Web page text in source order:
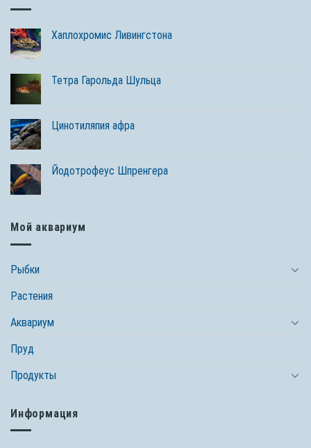
Хаплохромис Ливингстона
Тетра Гарольда Шульца
Цинотиляпия афра
Йодотрофеус Шпренгера
Мой аквариум
Рыбки
Растения
Аквариум
Пруд
Продукты
Информация